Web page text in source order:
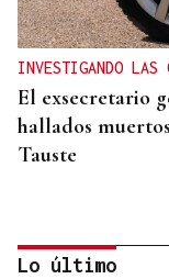
INVESTIGANDO LAS
El exsecretario
hallados
Tauste
Lo último